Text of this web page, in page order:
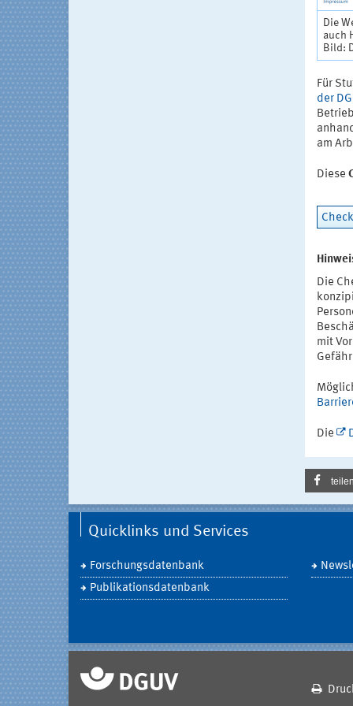
Die
auch
Bild:
Für
der
am
Diese
Die
mit
Die
Quicklinks und Services
Forschungsdatenbank
Publikationsdatenbank